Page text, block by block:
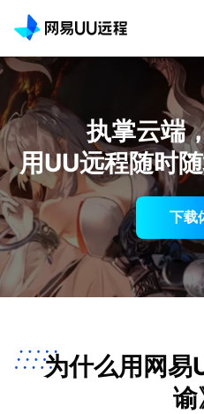
执掌云端
用UU远程随时
下载
为什么用网易
谕